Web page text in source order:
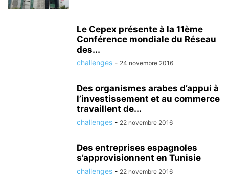
Le Cepex présente à la 11ème
Conférence mondiale du Réseau
des...
challenges - 24 novembre 2016
Des organismes arabes d’appui à
l’investissement et au commerce
travaillent de...
challenges - 22 novembre 2016
Des entreprises espagnoles
s’approvisionnent en Tunisie
challenges - 22 novembre 2016